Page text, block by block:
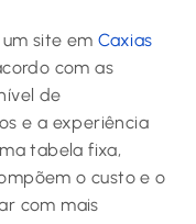
um site emCaxias
com as
de
e a experiência
tabela fixa,
o custo e o
com mais